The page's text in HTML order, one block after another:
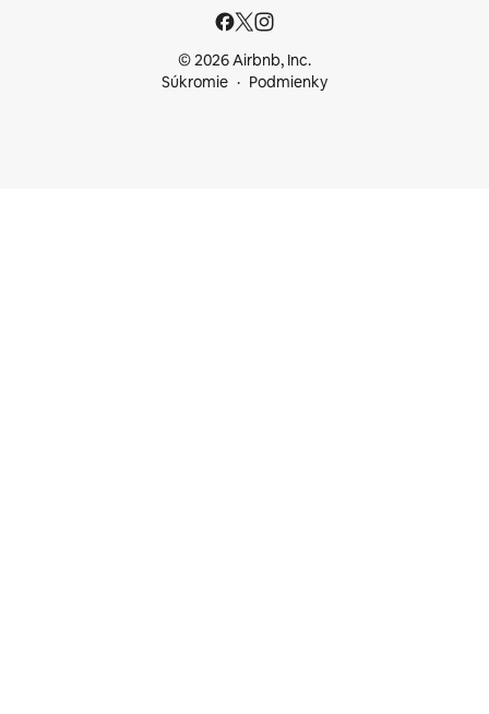
© 2026 Airbnb, Inc.
Súkromie
Podmienky